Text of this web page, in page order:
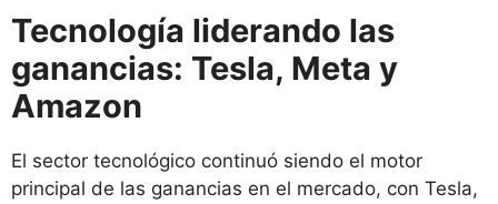
Tecnología liderando las
ganancias: Tesla, Meta y
Amazon
El sector tecnológico continuó siendo el motor
principal de las ganancias en el mercado, con Tesla,